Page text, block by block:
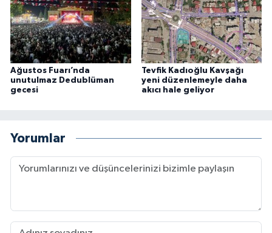
Ağustos Fuarı’nda
unutulmaz Dedublüman
gecesi
Tevfik Kadıoğlu Kavşağı
yeni düzenlemeyle daha
akıcı hale geliyor
Yorumlar